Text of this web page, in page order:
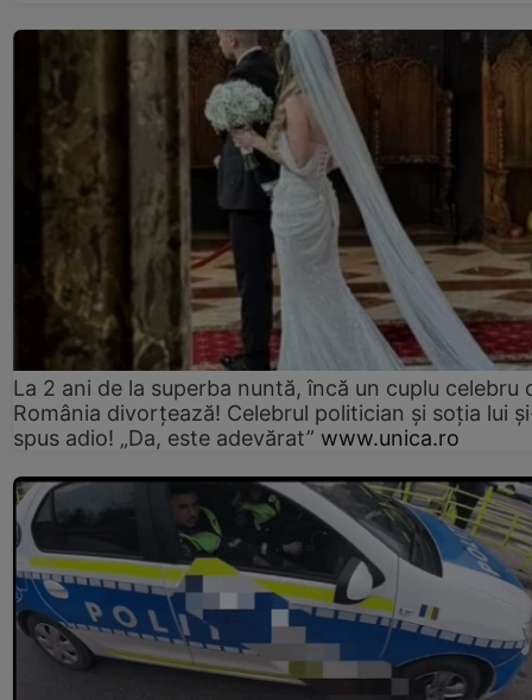
La 2 ani de la superba nuntă, încă un cuplu celebru
România divorțează! Celebrul politician și soția lui
spus adio! „Da, este adevărat” www.unica.ro